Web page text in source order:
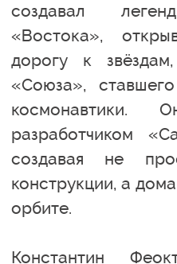
создавал
«Востока»,
дорогу к
«Союза»,
разработчиком
создавая не
конструкции, а
орбите.
Константин